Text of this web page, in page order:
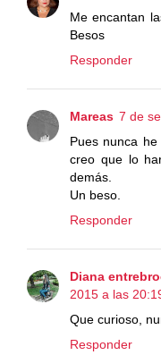
Me encantan
Besos
Responder
Mareas 7 de
Pues nunca
creo que lo
demás.
Un beso.
Responder
Diana
2015 a las
Que curioso,
Responder